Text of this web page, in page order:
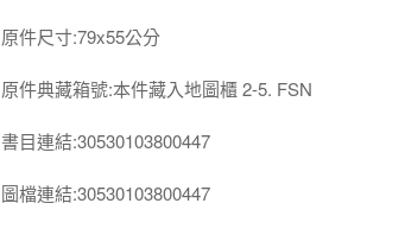
原件尺寸:79x55公分
原件典藏箱號:本件藏入地圖櫃 2-5. FSN
書目連結:30530103800447
圖檔連結:30530103800447